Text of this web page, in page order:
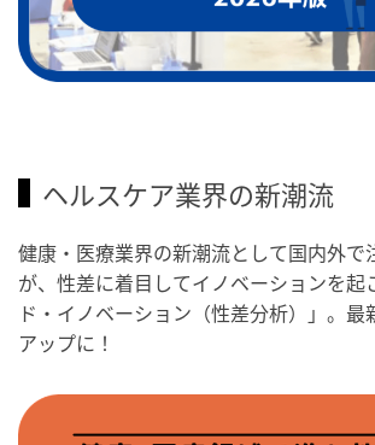
ヘルスケア業界の新潮流
健康・医療業界の新潮流として国内外で
が、性差に着目してイノベーションを起
ド・イノベーション（性差分析）」。最
アップに！